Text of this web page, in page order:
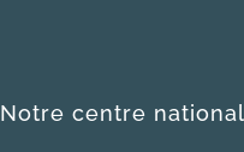
Notre centre national